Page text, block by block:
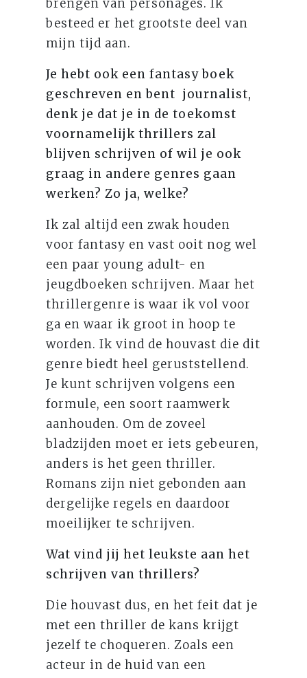
brengen van personages. Ik
besteed er het grootste deel van
mijn tijd aan.
Je hebt ook een fantasy boek
geschreven en bent journalist,
denk je dat je in de toekomst
voornamelijk thrillers zal
blijven schrijven of wil je ook
graag in andere genres gaan
werken? Zo ja, welke?
Ik zal altijd een zwak houden
voor fantasy en vast ooit nog wel
een paar young adult- en
jeugdboeken schrijven. Maar het
thrillergenre is waar ik vol voor
ga en waar ik groot in hoop te
worden. Ik vind de houvast die dit
genre biedt heel geruststellend.
Je kunt schrijven volgens een
formule, een soort raamwerk
aanhouden. Om de zoveel
bladzijden moet er iets gebeuren,
anders is het geen thriller.
Romans zijn niet gebonden aan
dergelijke regels en daardoor
moeilijker te schrijven.
Wat vind jij het leukste aan het
schrijven van thrillers?
Die houvast dus, en het feit dat je
met een thriller de kans krijgt
jezelf te choqueren. Zoals een
acteur in de huid van een